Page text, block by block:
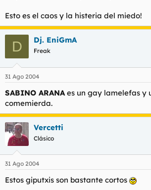
Esto es el caos y la histeria del miedo!
D Dj. EniGmA
Freak
31 Ago 2004
SABINO ARANA es un gay lamelefas y
comemierda.
Vercetti
Clásico
31 Ago 2004
Estos giputxis son bastante cortos